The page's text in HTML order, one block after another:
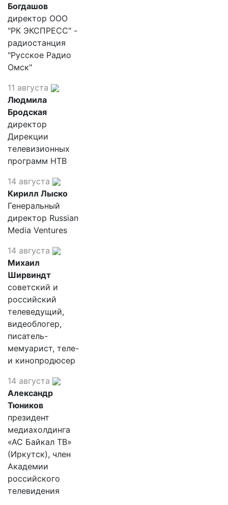
Богдашов
директор ООО
"РК ЭКСПРЕСС" -
радиостанция
"Русское Радио
Омск"
11 августа
Людмила
Бродская
директор
Дирекции
телевизионных
программ НТВ
14 августа
Кирилл Лыско
Генеральный
директор Russian
Media Ventures
14 августа
Михаил
Ширвиндт
советский и
российский
телеведущий,
видеоблогер,
писатель-
мемуарист, теле-
и кинопродюсер
14 августа
Александр
Тюников
президент
медиахолдинга
«АС Байкал ТВ»
(Иркутск), член
Академии
российского
телевидения